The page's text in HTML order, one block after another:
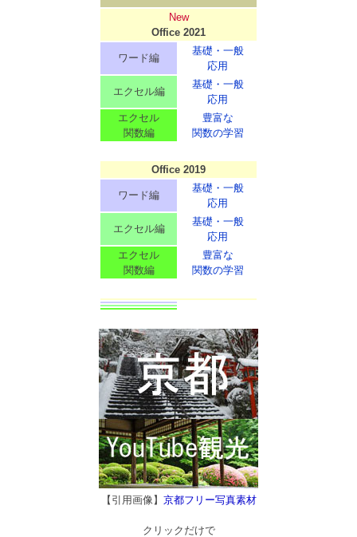
New
Office 2021
ワード編
基礎・一般
応用
エクセル編
基礎・一般
応用
エクセル
関数編
豊富な
関数の学習
Office 2019
ワード編
基礎・一般
応用
エクセル編
基礎・一般
応用
エクセル
関数編
豊富な
関数の学習
【引用画像】 京都フリー写真素材
クリックだけで